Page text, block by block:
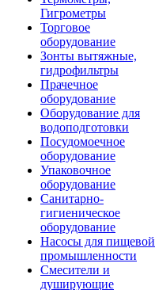
Гигрометры
Торговое
оборудование
Зонты вытяжные,
гидрофильтры
Прачечное
оборудование
Оборудование для
водоподготовки
Посудомоечное
оборудование
Упаковочное
оборудование
Санитарно-
гигиеническое
оборудование
Насосы для пищевой
промышленности
Смесители и
душирующие